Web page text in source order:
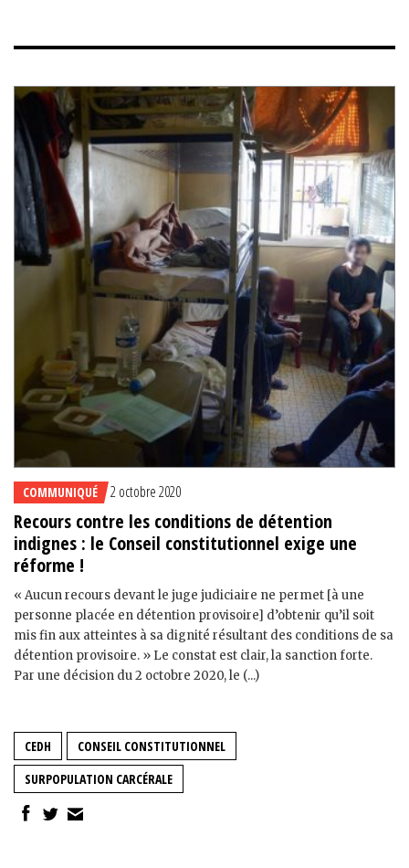
COMMUNIQUÉ 2 octobre 2020
Recours contre les conditions de détention
indignes : le Conseil constitutionnel exige une
réforme !
« Aucun recours devant le juge judiciaire ne permet [à une
personne placée en détention provisoire] d’obtenir qu’il soit
mis fin aux atteintes à sa dignité résultant des conditions de sa
détention provisoire. » Le constat est clair, la sanction forte.
Par une décision du 2 octobre 2020, le (...)
CEDH
CONSEIL CONSTITUTIONNEL
SURPOPULATION CARCÉRALE